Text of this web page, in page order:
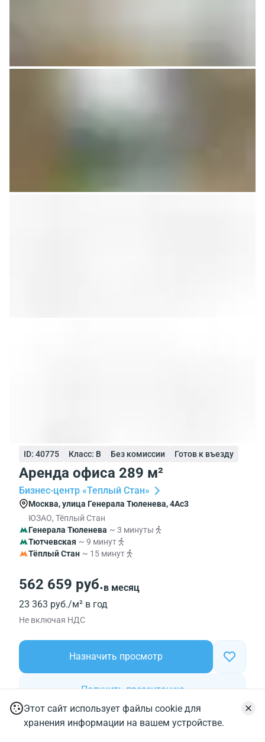
ID: 40775 Класс: B Без комиссии Готов к въезду
Аренда офиса 289 м²
Бизнес-центр «Теплый Стан»
Москва, улица Генерала Тюленева, 4Ас3
ЮЗАО, Тёплый Стан
Генерала Тюленева ~ 3 минуты
Тютчевская ~ 9 минут
Тёплый Стан ~ 15 минут
562 659 руб.в месяц
23 363 руб./м² в год
Не включая НДС
Назначить просмотр
Получить презентацию
289 м²
Общая площадь
3 из 3
Этажность
Этот сайт использует файлы cookie для
хранения информации на вашем устройстве.